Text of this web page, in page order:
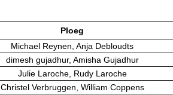
Ploeg
Michael Reynen, Anja Debloudts
dimesh gujadhur, Amisha Gujadhur
Julie Laroche, Rudy Laroche
Christel Verbruggen, William Coppens